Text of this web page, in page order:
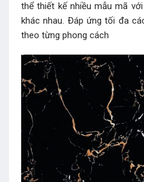
thể thiết kế nhiều mẫu mã
khác nhau. Đáp ứng tối đa
theo từng phong cách